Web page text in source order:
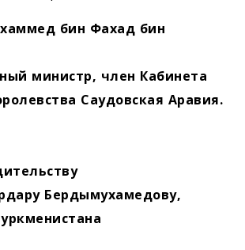
бин Фахад бин
министр, член Кабинета
Саудовская Аравия.
Бердымухамедову,